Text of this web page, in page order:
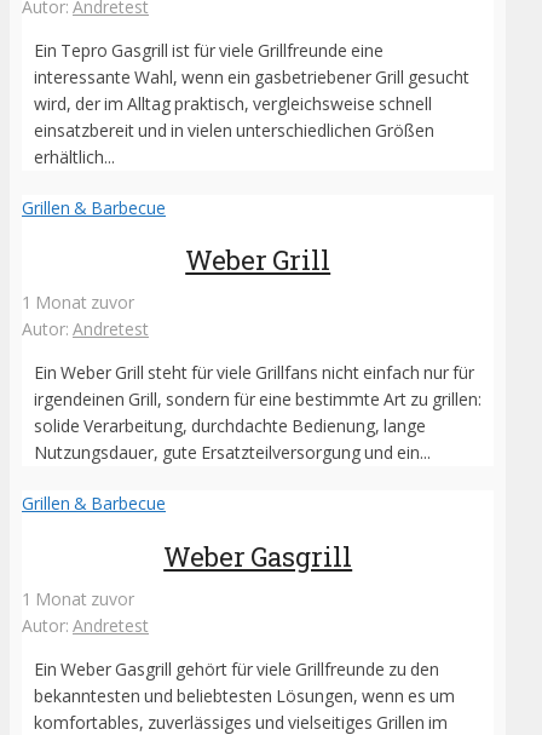
Autor: Andretest
Ein Tepro Gasgrill ist für viele Grillfreunde eine
interessante Wahl, wenn ein gasbetriebener Grill gesucht
wird, der im Alltag praktisch, vergleichsweise schnell
einsatzbereit und in vielen unterschiedlichen Größen
erhältlich...
Grillen & Barbecue
Weber Grill
1 Monat zuvor
Autor: Andretest
Ein Weber Grill steht für viele Grillfans nicht einfach nur für
irgendeinen Grill, sondern für eine bestimmte Art zu grillen:
solide Verarbeitung, durchdachte Bedienung, lange
Nutzungsdauer, gute Ersatzteilversorgung und ein...
Grillen & Barbecue
Weber Gasgrill
1 Monat zuvor
Autor: Andretest
Ein Weber Gasgrill gehört für viele Grillfreunde zu den
bekanntesten und beliebtesten Lösungen, wenn es um
komfortables, zuverlässiges und vielseitiges Grillen im